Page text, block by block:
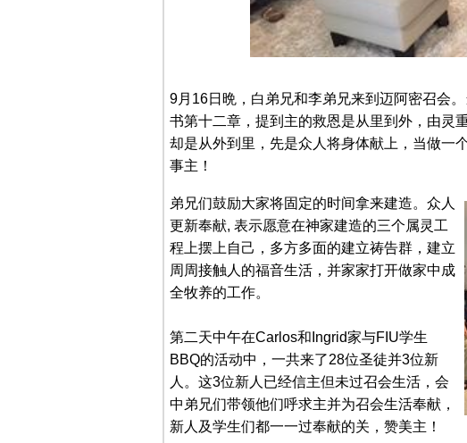
9月16日晩，白弟兄和李弟兄来到迈阿密召会
书第十二章，提到主的救恩是从里到外，由灵
却是从外到里，先是众人将身体献上，当做一
事主！
弟兄们鼓励大家将固定的时间拿来建造。众人
更新奉献, 表示愿意在神家建造的三个属灵工
程上摆上自己，多方多面的建立祷告群，建立
周周接触人的福音生活，并家家打开做家中成
全牧养的工作。
第二天中午在Carlos和Ingrid家与FIU学生
BBQ的活动中，一共来了28位圣徒并3位新
人。这3位新人已经信主但未过召会生活，会
中弟兄们带领他们呼求主并为召会生活奉献，
新人及学生们都一一过奉献的关，赞美主！